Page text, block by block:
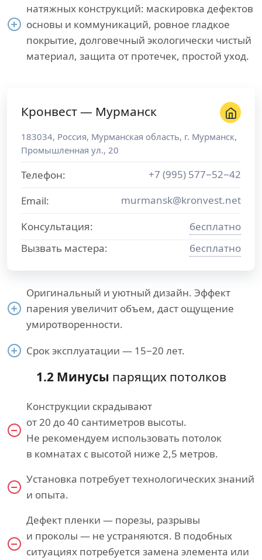
натяжных конструкций: маскировка дефектов
основы и коммуникаций, ровное гладкое
покрытие, долговечный экологически чистый
материал, защита от протечек, простой уход.
Кронвест — Мурманск
183034, Россия, Мурманская область, г. Мурманск,
Промышленная ул., 20
Телефон:
+7 (995) 577−52−42
Email:
murmansk@kronvest.net
Консультация:
бесплатно
Вызвать мастера:
бесплатно
Оригинальный и уютный дизайн. Эффект
парения увеличит объем, даст ощущение
умиротворенности.
Срок эксплуатации — 15−20 лет.
1.2 Минусы парящих потолков
Конструкции скрадывают
от 20 до 40 сантиметров высоты.
Не рекомендуем использовать потолок
в комнатах с высотой ниже 2,5 метров.
Установка потребует технологических знаний
и опыта.
Дефект пленки — порезы, разрывы
и проколы — не устраняются. В подобных
ситуациях потребуется замена элемента или